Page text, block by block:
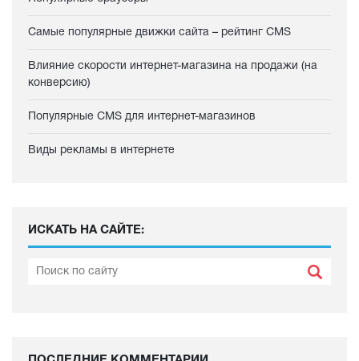
Самые популярные движки сайта – рейтинг CMS
Влияние скорости интернет-магазина на продажи (на
конверсию)
Популярные CMS для интернет-магазинов
Виды рекламы в интернете
ИСКАТЬ НА САЙТЕ: